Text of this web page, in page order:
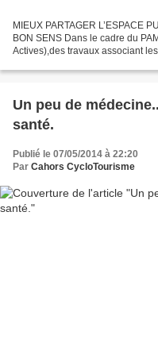
MIEUX PARTAGER L’ESPACE
BON SENS Dans le cadre du
Actives),des travaux associant
Un peu de
santé.
Publié le 07/05/2014 à 22:20
Par Cahors CycloTourisme